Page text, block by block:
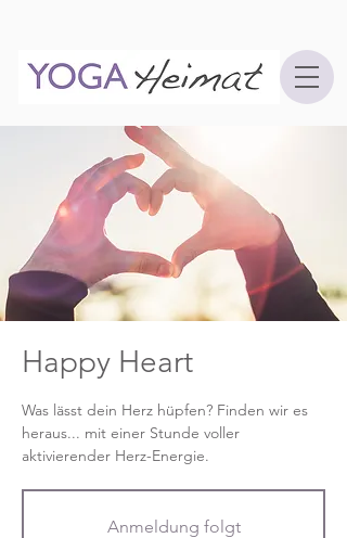
Happy Heart
Was lässt dein Herz hüpfen? Finden wir es
heraus... mit einer Stunde voller
aktivierender Herz-Energie.
Anmeldung folgt